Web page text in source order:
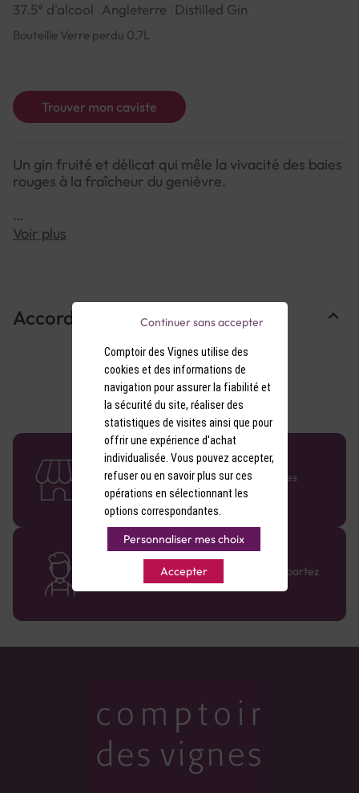
37.5° d'alcool Angleterre Distilled Gin
Bouteille Verre perdu 0,7L
Trouver mon caviste
Un gin fruité et délicat qui mêle la vivacité des baies
rouges à la fraîcheur du genièvre.
NOTE DE DÉGUSTATION :
Saveurs : Gourmandes et légères, dominées par les
fruits rouges avec une pointe acidulée.
Voir plus
Accords Mets & Vins
58 caves en France
Retrouvez le réseau Comptoir des Vignes
partout en France !
Des cavistes à votre écoute
Bénéficiez de conseils sur-mesure et repartez
avec le sourire :)
Comptoir des Vignes utilise des
cookies et des informations de
navigation pour assurer la fiabilité et
la sécurité du site, réaliser des
statistiques de visites ainsi que pour
offrir une expérience d'achat
individualisée. Vous pouvez accepter,
refuser ou en savoir plus sur ces
opérations en sélectionnant les
options correspondantes.
Personnaliser mes choix
Accepter
Continuer sans accepter